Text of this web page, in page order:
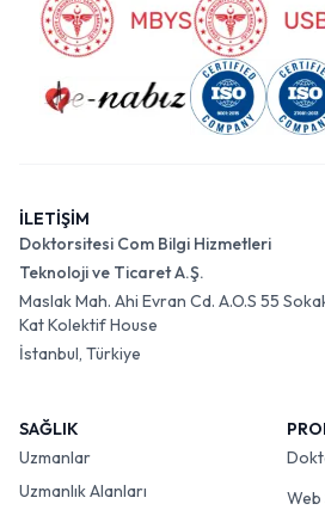
İLETİŞİM
Doktorsitesi Com Bilgi Hizmetleri
Teknoloji ve Ticaret A.Ş.
Maslak Mah. Ahi Evran Cd. A.O.S 55
Kat Kolektif House
İstanbul, Türkiye
SAĞLIK
Uzmanlar
Uzmanlık Alanları
Web